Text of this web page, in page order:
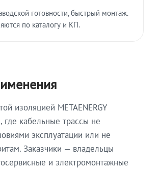
готовности, быстрый монтаж.
по каталогу и КП.
изоляцией METAENERGY
где кабельные трассы не
эксплуатации или не
Заказчики — владельцы
и электромонтажные